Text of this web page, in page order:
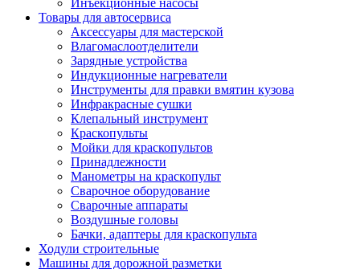
Товары для автосервиса
Аксессуары для мастерской
Влагомаслоотделители
Зарядные устройства
Индукционные нагреватели
Инструменты для правки вмятин кузова
Инфракрасные сушки
Клепальный инструмент
Краскопульты
Мойки для краскопультов
Принадлежности
Манометры на краскопульт
Сварочное оборудование
Сварочные аппараты
Воздушные головы
Бачки, адаптеры для краскопульта
Ходули строительные
Машины для дорожной разметки